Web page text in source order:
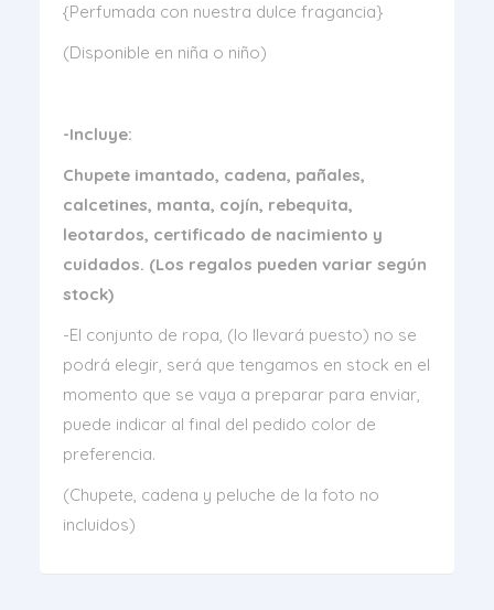
{Perfumada con nuestra dulce fragancia}
(Disponible en niña o niño)
-Incluye:
Chupete imantado, cadena, pañales,
calcetines, manta, cojín, rebequita,
leotardos, certificado de nacimiento y
cuidados. (Los regalos pueden variar según
stock)
-El conjunto de ropa, (lo llevará puesto) no se
podrá elegir, será que tengamos en stock en el
momento que se vaya a preparar para enviar,
puede indicar al final del pedido color de
preferencia.
(Chupete, cadena y peluche de la foto no
incluidos)